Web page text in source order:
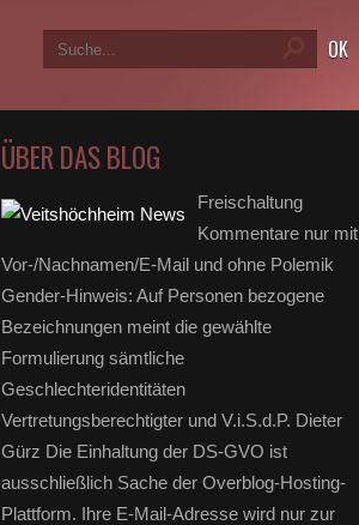
ÜBER DAS BLOG
Freischaltung
Kommentare nur mit
Vor-/Nachnamen/E-Mail und ohne Polemik
Gender-Hinweis: Auf Personen bezogene
Bezeichnungen meint die gewählte
Formulierung sämtliche
Geschlechteridentitäten
Vertretungsberechtigter und V.i.S.d.P. Dieter
Gürz Die Einhaltung der DS-GVO ist
ausschließlich Sache der Overblog-Hosting-
Plattform. Ihre E-Mail-Adresse wird nur zur